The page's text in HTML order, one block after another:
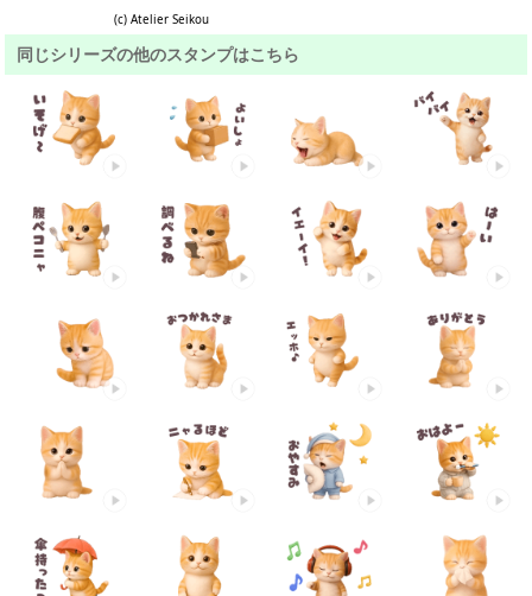
(c) Atelier Seikou
同じシリーズの他のスタンプはこちら